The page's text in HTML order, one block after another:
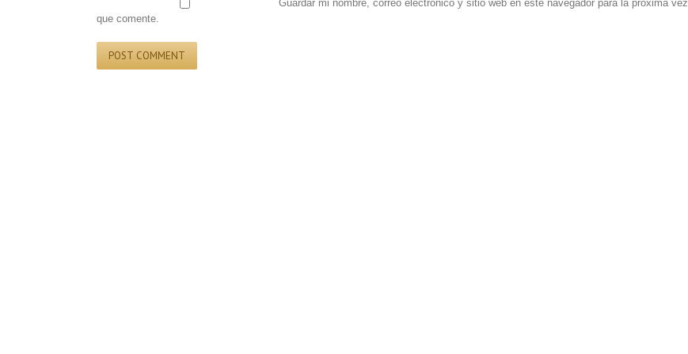
Guardar mi nombre, correo electrónico y sitio web en este navegador para la próxima vez
que comente.